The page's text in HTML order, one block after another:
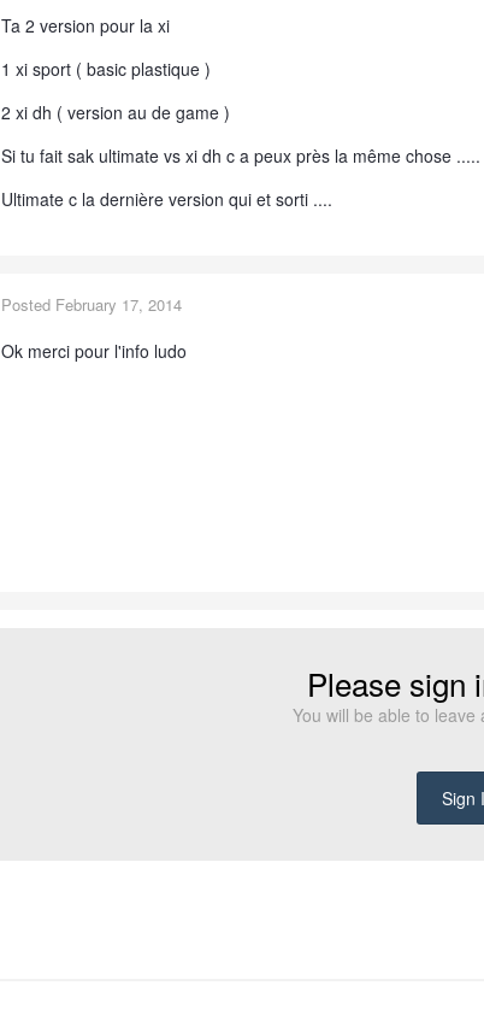
Ta 2 version pour la xi
1 xi sport ( basic plastique )
2 xi dh ( version au de game )
Si tu fait sak ultimate vs xi dh c a peux près la même chose .....
Ultimate c la dernière version qui et sorti ....
Posted February 17, 2014
Ok merci pour l'info ludo
Please sign
You will be able to
Sign